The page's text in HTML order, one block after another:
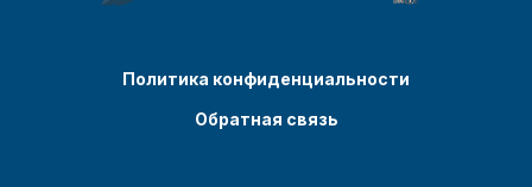
Политика конфиденциальности
Обратная связь